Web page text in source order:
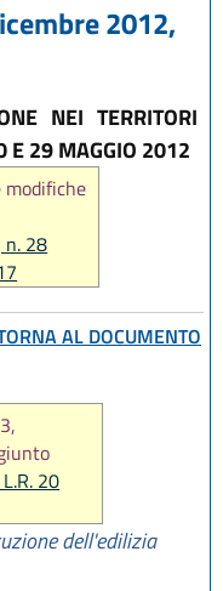
2012,
NEI TERRITORI
E 29 MAGGIO 2012
modifiche
n. 28
AL DOCUMENTO
20
dell'edilizia